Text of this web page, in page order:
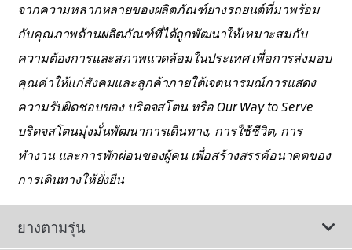
จากความหลากหลายของผลิตภัณฑ์ยางรถยนต์ที่มาพร้อม
กับคุณภาพด้านผลิตภัณฑ์ที่ได้ถูกพัฒนาให้เหมาะสมกับ
ความต้องการและสภาพแวดล้อมในประเทศ เพื่อการส่งมอบ
คุณค่าให้แก่สังคมและลูกค้าภายใต้เจตนารมณ์การแสดง
ความรับผิดชอบของ บริดจสโตน หรือ Our Way to Serve
บริดจสโตนมุ่งมั่นพัฒนาการเดินทาง, การใช้ชีวิต, การ
ทำงาน และการพักผ่อนของผู้คน เพื่อสร้างสรรค์อนาคตของ
การเดินทางให้ยั่งยืน
ยางตามรุ่น